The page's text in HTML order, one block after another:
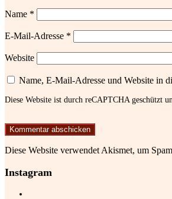
Name *
E-Mail-Adresse *
Website
Name, E-Mail-Adresse und Website in
Diese Website ist durch reCAPTCHA geschützt
Diese Website verwendet Akismet, um
Instagram